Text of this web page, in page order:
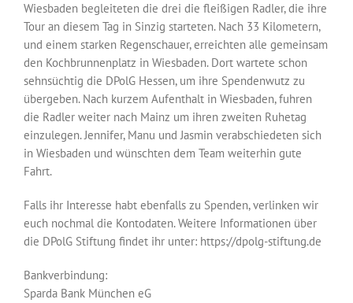
Wiesbaden begleiteten die drei die fleißigen Radler, die ihre
Tour an diesem Tag in Sinzig starteten. Nach 33 Kilometern,
und einem starken Regenschauer, erreichten alle gemeinsam
den Kochbrunnenplatz in Wiesbaden. Dort wartete schon
sehnsüchtig die DPolG Hessen, um ihre Spendenwutz zu
übergeben. Nach kurzem Aufenthalt in Wiesbaden, fuhren
die Radler weiter nach Mainz um ihren zweiten Ruhetag
einzulegen. Jennifer, Manu und Jasmin verabschiedeten sich
in Wiesbaden und wünschten dem Team weiterhin gute
Fahrt.
Falls ihr Interesse habt ebenfalls zu Spenden, verlinken wir
euch nochmal die Kontodaten. Weitere Informationen über
die DPolG Stiftung findet ihr unter: https://dpolg-stiftung.de
Bankverbindung:
Sparda Bank München eG